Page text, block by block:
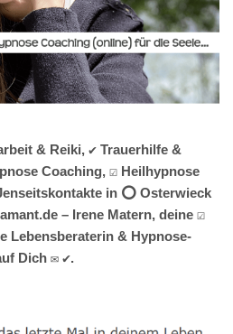
& Reiki, ✔️ Trauerhilfe &
Coaching, ☑️ Heilhypnose
in ⭕ Osterwieck
– Irene Matern, deine ☑️
Lebensberaterin & Hypnose-
Dich ✉ ✔.